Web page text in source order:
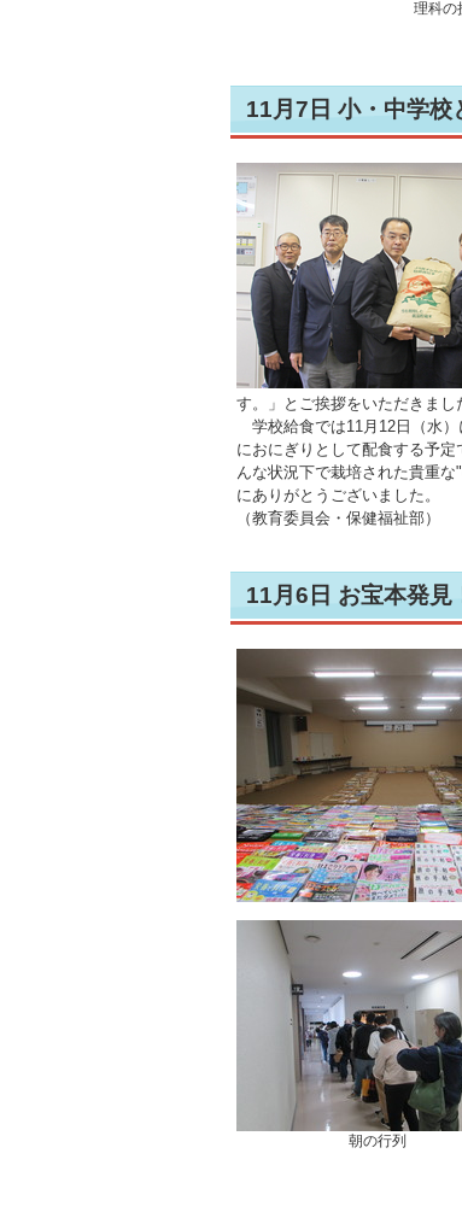
理科の
11月7日 小・中学校
す。」とご挨拶をいただきまし
学校給食では11月12日（水）
におにぎりとして配食する予
んな状況下で栽培された貴重
にありがとうございました。
（教育委員会・保健福祉部）
11月6日 お宝本発
朝の行列